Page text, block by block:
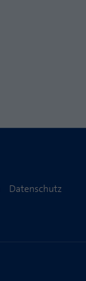
Datenschutz